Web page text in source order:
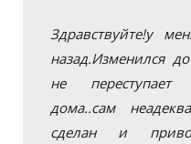
Здравствуйте!у
назад.Изменился
не переступает
дома..сам
сделан и